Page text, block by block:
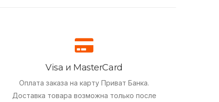
Visa и MasterCard
Оплата заказа на карту Приват Банка.
Доставка товара возможна только после